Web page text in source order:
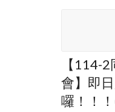
【114-
會】即
囉！！